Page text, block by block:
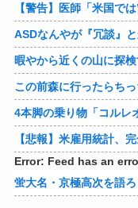
暇やから近くの山に探
この前森に行ったらち
【悲報】米雇用統計、
Error: Feed has an
蛍大名・京極高次を語ろ